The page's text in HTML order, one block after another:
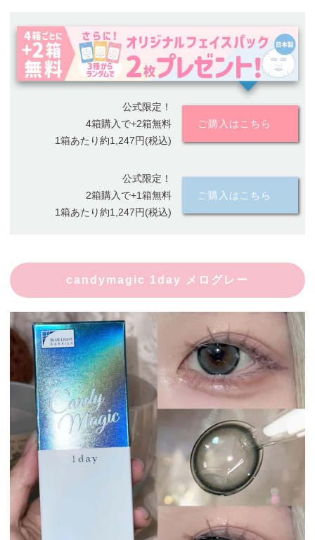
公式限定！
4箱購入で+2箱無料
1箱あたり約1,247円(税込)
ご購入はこちら
公式限定！
2箱購入で+1箱無料
1箱あたり約1,247円(税込)
ご購入はこちら
candymagic 1day メログレー